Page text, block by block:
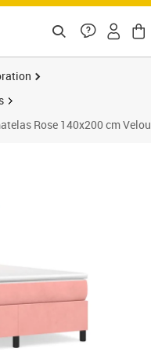
Rose 140x200 cm